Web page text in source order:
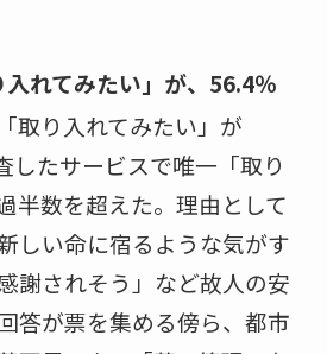
読経サービスとは・・・
・神官等）の代わりに、袈
トがお経等を読むサービス